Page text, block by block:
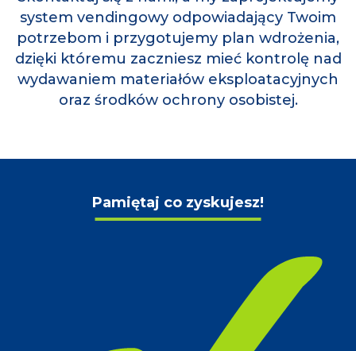
system vendingowy odpowiadający Twoim
potrzebom i przygotujemy plan wdrożenia,
dzięki któremu zaczniesz mieć kontrolę nad
wydawaniem materiałów eksploatacyjnych
oraz środków ochrony osobistej.
Pamiętaj co zyskujesz!